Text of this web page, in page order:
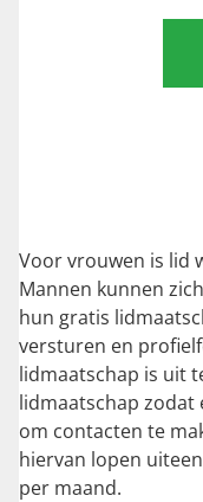
Voor vrouwen is lid
Mannen kunnen
hun gratis
versturen en
lidmaatschap is uit
lidmaatschap zodat
om contacten te
hiervan lopen
per maand.